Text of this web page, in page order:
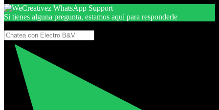
Si tienes alguna pregunta, estamos aquí para responderle